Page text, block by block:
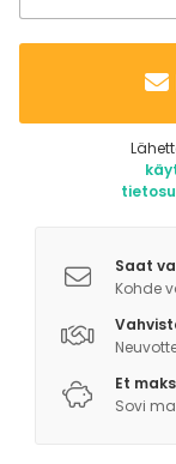
joissa
Saat
Kohde
Et
Sovi